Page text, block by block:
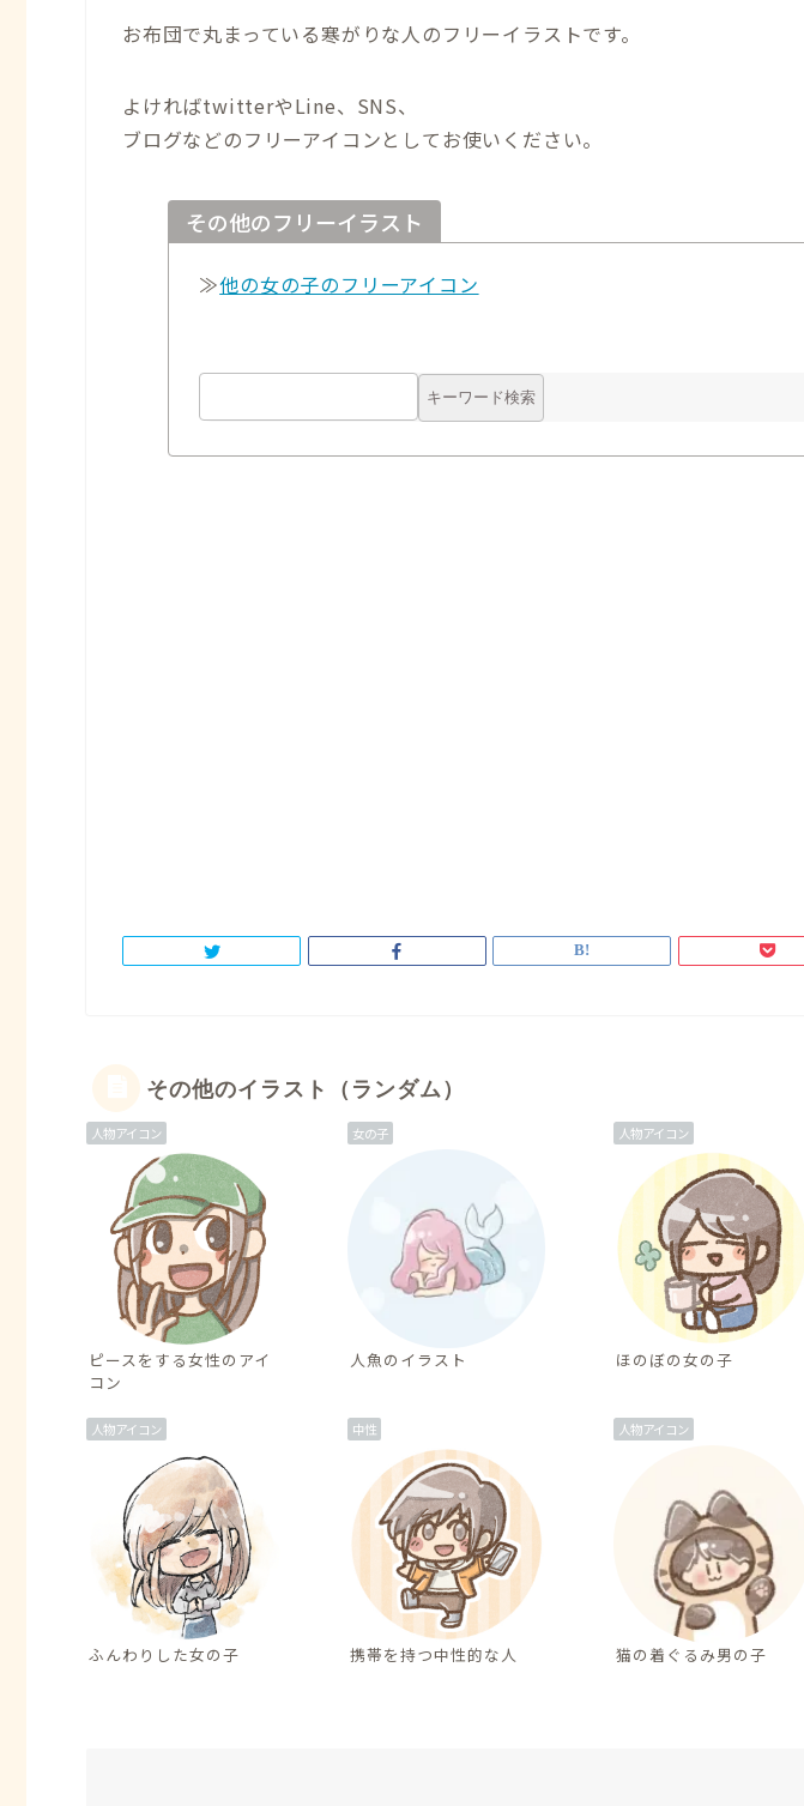
お布団で丸まっている寒がりな人のフリーイラストです。
よければtwitterやLine、SNS、
ブログなどのフリーアイコンとしてお使いください。
その他のフリーイラスト
≫他の女の子のフリーアイコン
その他のイラスト（ランダム）
人物アイコン
ピースをする女性のアイ
コン
女の子
人魚のイラスト
人物アイコン
ほのぼの女の子
人物アイコン
ふんわりした女の子
中性
携帯を持つ中性的な人
人物アイコン
猫の着ぐるみ男の子